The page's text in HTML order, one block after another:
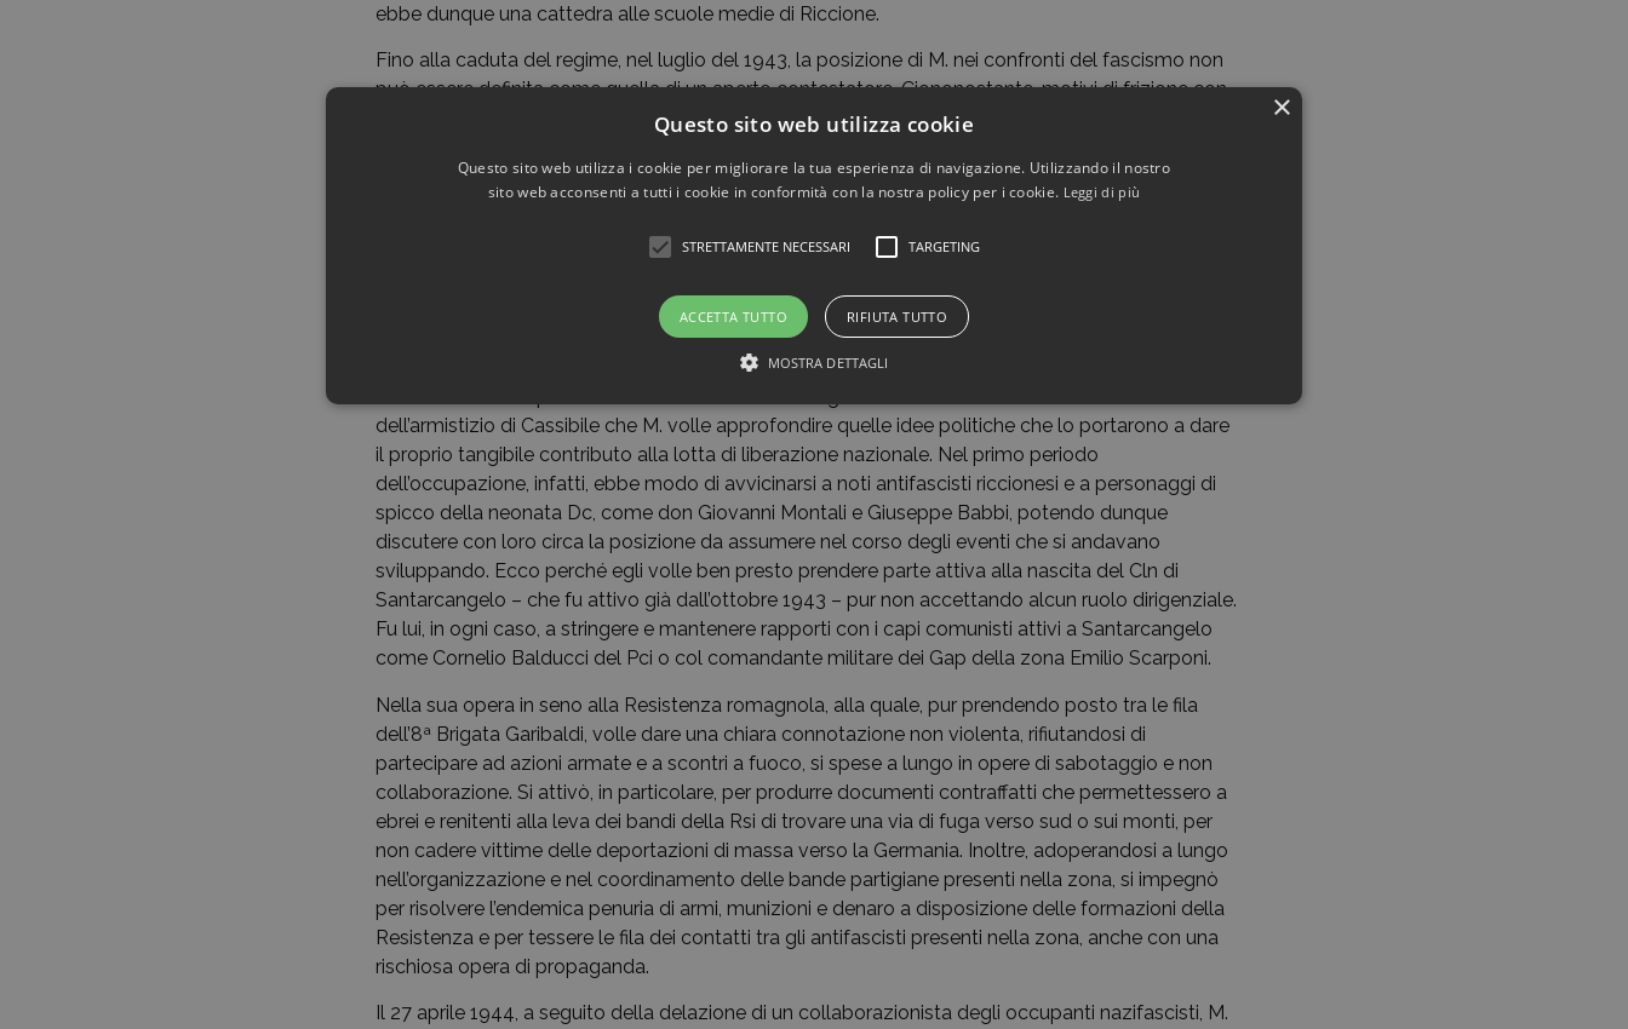
ebbe dunque una cattedra alle scuole medie di Riccione.
Fino alla caduta del regime, nel luglio del 1943, la posizione di M. nei confronti del fascismo non
può essere definita come quella di un aperto contestatore. Ciononostante, motivi di frizione con
le autorità costellarono gli anni trascorsi nella professione di insegnante e alcune dure prese di
comportarono diverse segnalazioni al suo indirizzo da parte dell’amministrazione scolastica e,
successivamente, dalle autorità di pubblica sicurezza. A tutti era nota, ad esempio, la sua
avversione verso l’alleato tedesco e la ferma condanna verso l’invasione dei territori polacchi da
parte della Germania, che lo portarono a esprimere giudizi severi anche verso la successiva
entrata in guerra dell’Italia. Questo comportamento fu oggetto di valutazione da parte degli
apparati del regime, tanto che nel suo fascicolo personale aperto presso il Provveditorato agli
studi di Forlì venne annotato che andava considerato come «elemento poco raccomandabile».
dell’armistizio di Cassibile che M. volle approfondire quelle idee politiche che lo portarono a dare
il proprio tangibile contributo alla lotta di liberazione nazionale. Nel primo periodo
dell’occupazione, infatti, ebbe modo di avvicinarsi a noti antifascisti riccionesi e a personaggi di
spicco della neonata Dc, come don Giovanni Montali e Giuseppe Babbi, potendo dunque
discutere con loro circa la posizione da assumere nel corso degli eventi che si andavano
sviluppando. Ecco perché egli volle ben presto prendere parte attiva alla nascita del Cln di
Santarcangelo – che fu attivo già dall’ottobre 1943 – pur non accettando alcun ruolo dirigenziale.
Fu lui, in ogni caso, a stringere e mantenere rapporti con i capi comunisti attivi a Santarcangelo
come Cornelio Balducci del Pci o col comandante militare dei Gap della zona Emilio Scarponi.
Nella sua opera in seno alla Resistenza romagnola, alla quale, pur prendendo posto tra le fila
dell’8ª Brigata Garibaldi, volle dare una chiara connotazione non violenta, rifiutandosi di
partecipare ad azioni armate e a scontri a fuoco, si spese a lungo in opere di sabotaggio e non
collaborazione. Si attivò, in particolare, per produrre documenti contraffatti che permettessero a
ebrei e renitenti alla leva dei bandi della Rsi di trovare una via di fuga verso sud o sui monti, per
non cadere vittime delle deportazioni di massa verso la Germania. Inoltre, adoperandosi a lungo
nell’organizzazione e nel coordinamento delle bande partigiane presenti nella zona, si impegnò
per risolvere l’endemica penuria di armi, munizioni e denaro a disposizione delle formazioni della
Resistenza e per tessere le fila dei contatti tra gli antifascisti presenti nella zona, anche con una
rischiosa opera di propaganda.
Il 27 aprile 1944, a seguito della delazione di un collaborazionista degli occupanti nazifascisti, M.
×
Questo sito web utilizza cookie
Questo sito web utilizza i cookie per migliorare la tua esperienza di navigazione. Utilizzando il nostro
sito web acconsenti a tutti i cookie in conformità con la nostra policy per i cookie. Leggi di più
STRETTAMENTE NECESSARI TARGETING
ACCETTA TUTTO RIFIUTA TUTTO
MOSTRA DETTAGLI